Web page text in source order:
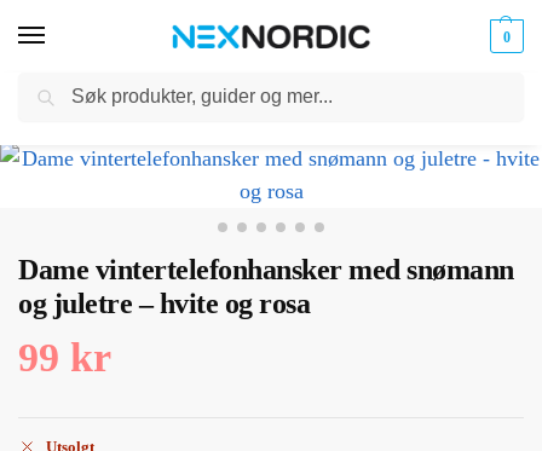
0
til
Kabler
Dame vintertelefonhansker med snømann
og juletre – hvite og rosa
99 kr
Utsolgt